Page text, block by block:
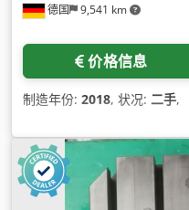
德国 9,541 km
价格信息
制造年份: 2018, 状况: 二手,